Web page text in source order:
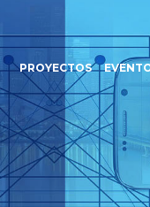
PROYECTOS